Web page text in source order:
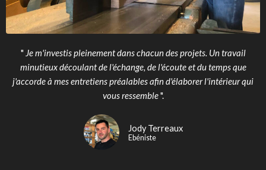
" Je m'investis pleinement dans chacun des projets. Un travail
minutieux découlant de l'échange, de l'écoute et du temps que
j'accorde à mes entretiens préalables afin d'élaborer l'intérieur qui
vous ressemble".
Jody Terreaux
Ebéniste